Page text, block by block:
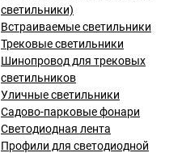
светильники)
Встраиваемые светильники
Трековые светильники
Шинопровод для трековых
светильников
Уличные светильники
Садово-парковые фонари
Светодиодная лента
Профили для светодиодной